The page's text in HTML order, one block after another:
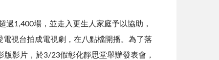
1,400場，並走入更生人家庭予以協助，
視台拍成電視劇，在八點檔開播。為了落
影片，於3/23假彰化靜思堂舉辦發表會，